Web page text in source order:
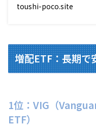
toushi-poco.site
増配ETF：長期で
1位：VIG（
ETF）